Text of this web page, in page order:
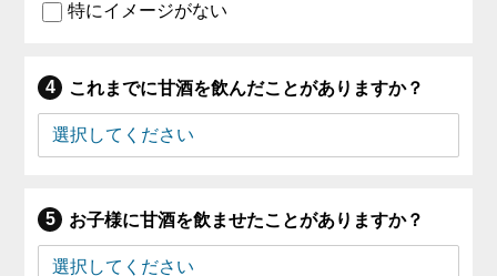
特にイメージがない
これまでに甘酒を飲んだことがありますか？
お子様に甘酒を飲ませたことがありますか？